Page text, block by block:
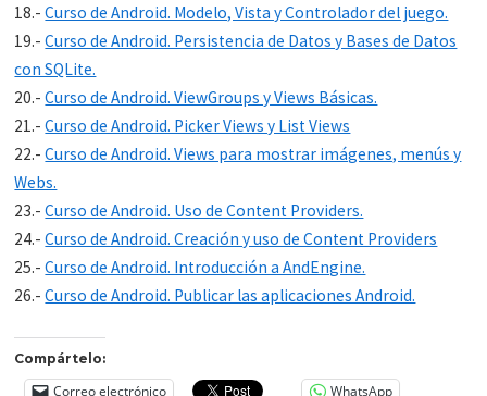
18.-Curso de Android. Modelo, Vista y Controlador del juego.
19.-Curso de Android. Persistencia de Datos y Bases de Datos
con SQLite.
20.-Curso de Android. ViewGroups y Views Básicas.
21.-Curso de Android. Picker Views y List Views
22.-Curso de Android. Views para mostrar imágenes, menús y
Webs.
23.-Curso de Android. Uso de Content Providers.
24.-Curso de Android. Creación y uso de Content Providers
25.-Curso de Android. Introducción a AndEngine.
26.-Curso de Android. Publicar las aplicaciones Android.
Compártelo:
Correo electrónico WhatsApp